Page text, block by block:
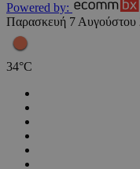
Powered by:
Παρασκευή 7 Αυγούστου
34°C